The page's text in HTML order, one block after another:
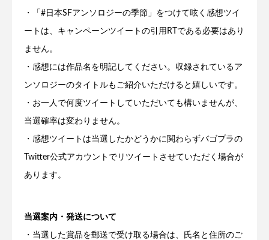
・「#日本SFアンソロジーの季節」をつけて呟く感想ツイ
ートは、キャンペーンツイートの引用RTである必要はあり
ません。
・感想には作品名を明記してください。収録されているア
ンソロジーのタイトルもご紹介いただけると嬉しいです。
・お一人で何度ツイートしていただいても構いませんが、
当選確率は変わりません。
・感想ツイートは当選したかどうかに関わらずバゴプラの
Twitter公式アカウントでリツイートさせていただく場合が
あります。
当選案内・発送について
・当選した賞品を郵送で受け取る場合は、氏名と住所のご